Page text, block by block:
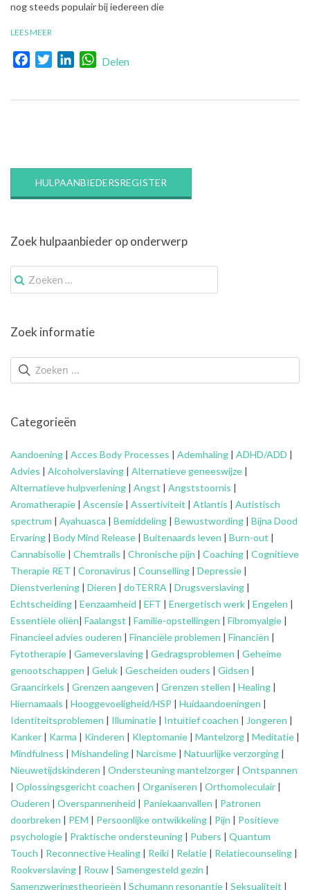
nog steeds populair bij iedereen die
LEES MEER
FacebookTwitterLinkedInWhatsApp
Delen
HULPAANBIEDERSREGISTER
Zoek hulpaanbieder op onderwerp
Zoek
naar:
Zoek informatie
Categorieën
Aandoening | Acces Body Processes | Ademhaling | ADHD/ADD |
Advies | Alcoholverslaving | Alternatieve geneeswijze |
Alternatieve hulpverlening | Angst | Angststoornis |
Aromatherapie | Ascensie | Assertiviteit | Atlantis | Autistisch
spectrum | Ayahuasca | Bemiddeling | Bewustwording | Bijna Dood
Ervaring | Body Mind Release | Buitenaards leven | Burn-out |
Cannabisolie | Chemtrails | Chronische pijn | Coaching | Cognitieve
Therapie RET | Coronavirus | Counselling | Depressie |
Dienstverlening | Dieren | doTERRA | Drugsverslaving |
Echtscheiding | Eenzaamheid | EFT | Energetisch werk | Engelen |
Essentiële oliën| Faalangst | Familie-opstellingen | Fibromyalgie |
Financieel advies ouderen | Financiële problemen | Financiën |
Fytotherapie | Gameverslaving | Gedragsproblemen | Geheime
genootschappen | Geluk | Gescheiden ouders | Gidsen |
Graancirkels | Grenzen aangeven | Grenzen stellen | Healing |
Hiernamaals | Hooggevoeligheid/HSP | Huidaandoeningen |
Identiteitsproblemen | Illuminatie | Intuïtief coachen | Jongeren |
Kanker | Karma | Kinderen | Kleptomanie | Mantelzorg | Meditatie |
Mindfulness | Mishandeling | Narcisme | Natuurlijke verzorging |
Nieuwetijdskinderen | Ondersteuningmantelzorger | Ontspannen
| Oplossingsgericht coachen | Organiseren | Orthomoleculair |
Ouderen | Overspannenheid | Paniekaanvallen | Patronen
doorbreken | PEM | Persoonlijke ontwikkeling | Pijn | Positieve
psychologie | Praktische ondersteuning | Pubers | Quantum
Touch | Reconnective Healing | Reiki | Relatie | Relatiecounseling |
Rookverslaving | Rouw | Samengesteld gezin |
Samenzweringstheorieën | Schumann resonantie | Seksualiteit |